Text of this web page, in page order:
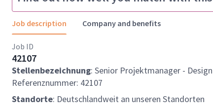
Job description Company and benefits
Job ID
42107
Stellenbezeichnung: Senior Projektmanager -
Referenznummer: 42107
Standorte: Deutschlandweit an unseren Standorten